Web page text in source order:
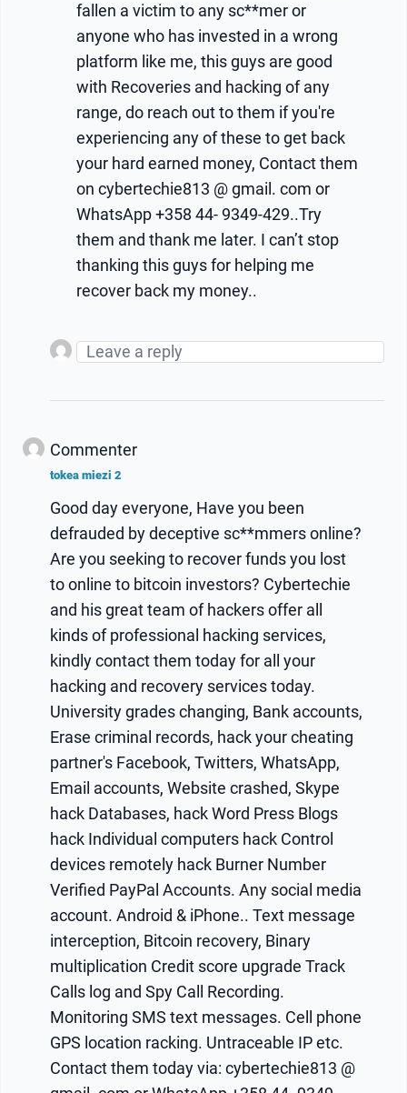
fallen a victim to any sc**mer or
anyone who has invested in a wrong
platform like me, this guys are good
with Recoveries and hacking of any
range, do reach out to them if you're
experiencing any of these to get back
your hard earned money, Contact them
on cybertechie813 @ gmail. com or
WhatsApp +358 44- 9349-429..Try
them and thank me later. I can’t stop
thanking this guys for helping me
recover back my money..
Commenter
tokea miezi 2
Good day everyone, Have you been
defrauded by deceptive sc**mmers online?
Are you seeking to recover funds you lost
to online to bitcoin investors? Cybertechie
and his great team of hackers offer all
kinds of professional hacking services,
kindly contact them today for all your
hacking and recovery services today.
University grades changing, Bank accounts,
Erase criminal records, hack your cheating
partner's Facebook, Twitters, WhatsApp,
Email accounts, Website crashed, Skype
hack Databases, hack Word Press Blogs
hack Individual computers hack Control
devices remotely hack Burner Number
Verified PayPal Accounts. Any social media
account. Android & iPhone.. Text message
interception, Bitcoin recovery, Binary
multiplication Credit score upgrade Track
Calls log and Spy Call Recording.
Monitoring SMS text messages. Cell phone
GPS location racking. Untraceable IP etc.
Contact them today via: cybertechie813 @